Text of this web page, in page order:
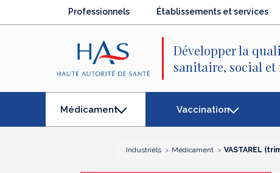
Professionnels Établissements et services
Développer la
sanitaire, social
Médicament
(élément
séléctionné)
Vaccination
Industriels Médicament VASTAREL